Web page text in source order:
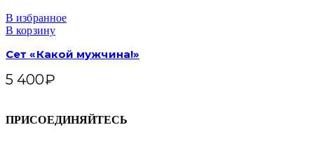
В избранное
В корзину
Сет «Какой мужчина!»
5 400₽
ПРИСОЕДИНЯЙТЕСЬ